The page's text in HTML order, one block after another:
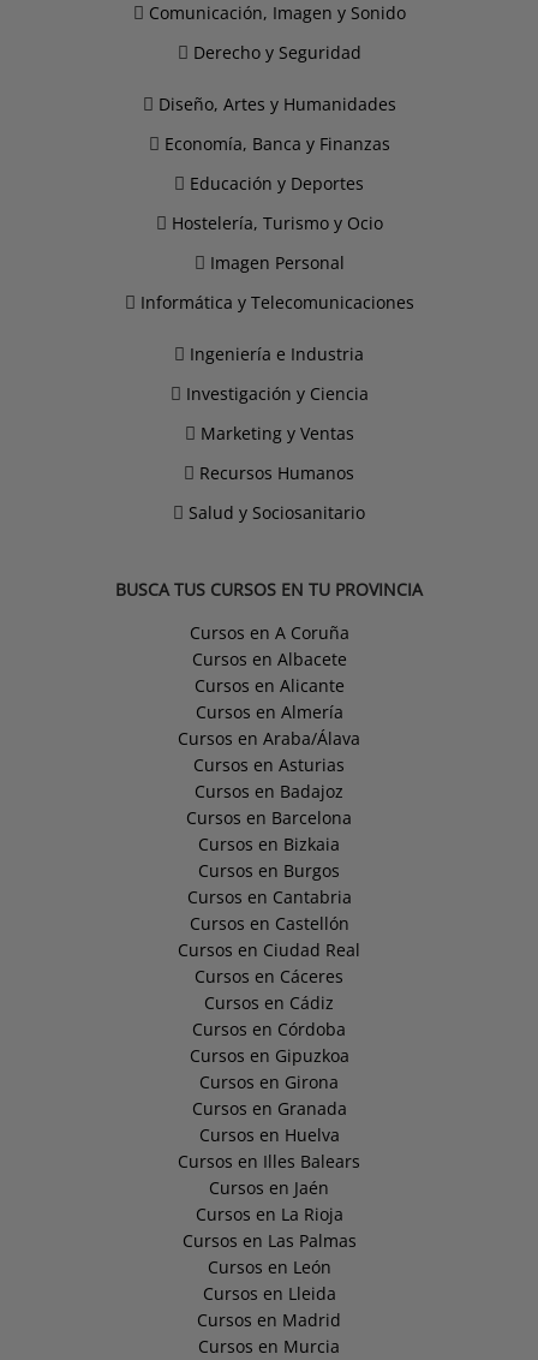
Comunicación, Imagen y Sonido
Derecho y Seguridad
Diseño, Artes y Humanidades
Economía, Banca y Finanzas
Educación y Deportes
Hostelería, Turismo y Ocio
Imagen Personal
Informática y Telecomunicaciones
Ingeniería e Industria
Investigación y Ciencia
Marketing y Ventas
Recursos Humanos
Salud y Sociosanitario
BUSCA TUS CURSOS EN TU PROVINCIA
Cursos en A Coruña
Cursos en Albacete
Cursos en Alicante
Cursos en Almería
Cursos en Araba/Álava
Cursos en Asturias
Cursos en Badajoz
Cursos en Barcelona
Cursos en Bizkaia
Cursos en Burgos
Cursos en Cantabria
Cursos en Castellón
Cursos en Ciudad Real
Cursos en Cáceres
Cursos en Cádiz
Cursos en Córdoba
Cursos en Gipuzkoa
Cursos en Girona
Cursos en Granada
Cursos en Huelva
Cursos en Illes Balears
Cursos en Jaén
Cursos en La Rioja
Cursos en Las Palmas
Cursos en León
Cursos en Lleida
Cursos en Madrid
Cursos en Murcia